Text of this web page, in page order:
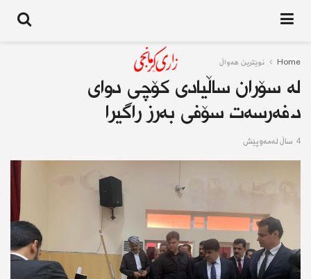
Home نوێترین هەواڵ
له‌ سۆران ساڵیادی كۆچی دوای
د.فەرسەت سۆفی به‌رز راگیرا
4 ساڵ له‌مه‌وپێش